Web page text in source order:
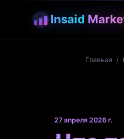
Insaid
Главная /
27 апреля 2026 г.